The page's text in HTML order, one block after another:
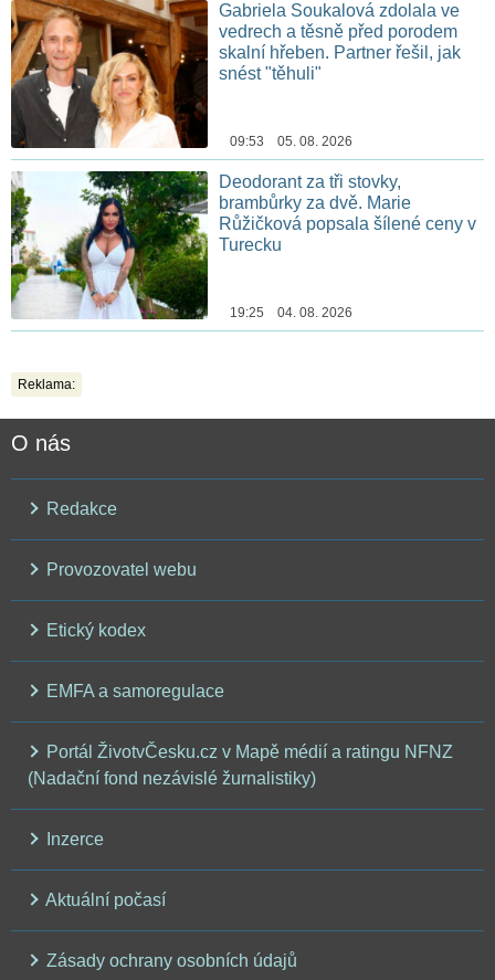
Gabriela Soukalová zdolala ve
vedrech a těsně před porodem
skalní hřeben. Partner řešil, jak
snést "těhuli"
09:53 05. 08. 2026
Deodorant za tři stovky,
brambůrky za dvě. Marie
Růžičková popsala šílené ceny v
Turecku
19:25 04. 08. 2026
Reklama:
O nás
Redakce
Provozovatel webu
Etický kodex
EMFA a samoregulace
Portál ŽivotvČesku.cz v Mapě médií a ratingu NFNZ
(Nadační fond nezávislé žurnalistiky)
Inzerce
Aktuální počasí
Zásady ochrany osobních údajů